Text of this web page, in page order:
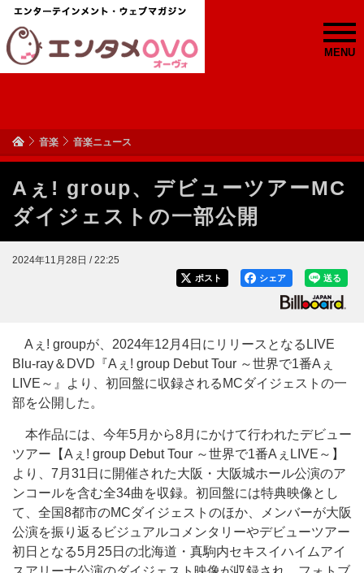
MENU
音楽 音楽ニュース
Aぇ! group、デビューツアーMC
ダイジェストの一部公開
2024年11月28日 / 22:25
送る
シェア
ポスト
Aぇ! groupが、2024年12月4日にリリースとなるLIVE
Blu-ray＆DVD『Aぇ! group Debut Tour ～世界で1番Aぇ
LIVE～』より、初回盤に収録されるMCダイジェストの一
部を公開した。
本作品には、今年5月から8月にかけて行われたデビュー
ツアー【Aぇ! group Debut Tour ～世界で1番AぇLIVE～】
より、7月31日に開催された大阪・大阪城ホール公演のア
ンコールを含む全34曲を収録。初回盤には特典映像とし
て、全国8都市のMCダイジェストのほか、メンバーが大阪
公演を振り返るビジュアルコメンタリーやデビューツアー
初日となる5月25日の北海道・真駒内セキスイハイムアイ